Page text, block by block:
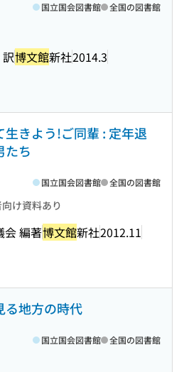
博文館新社2014.3
国立国会図書館 全国の図書館
生きよう!ご同輩 : 定年退
たち
け資料あり
会 編著博文館新社2012.11
国立国会図書館 全国の図書館
る地方の時代
国立国会図書館 全国の図書館